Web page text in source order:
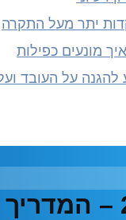
יתר מעל התקרה
מונעים כפילות
פדיון רעיוני